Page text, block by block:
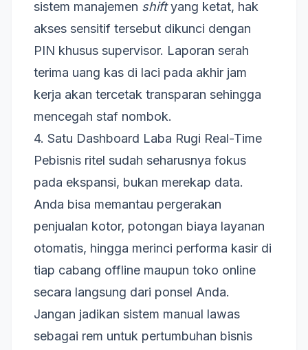
sistem manajemen shiftyang ketat, hak
akses sensitif tersebut dikunci dengan
PIN khusus supervisor. Laporan serah
terima uang kas di laci pada akhir jam
kerja akan tercetak transparan sehingga
mencegah staf nombok.
4. Satu Dashboard Laba Rugi Real-Time
Pebisnis ritel sudah seharusnya fokus
pada ekspansi, bukan merekap data.
Anda bisa memantau pergerakan
penjualan kotor, potongan biaya layanan
otomatis, hingga merinci performa kasir di
tiap cabang offline maupun toko online
secara langsung dari ponsel Anda.
Jangan jadikan sistem manual lawas
sebagai rem untuk pertumbuhan bisnis